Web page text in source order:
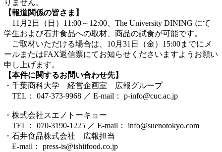
りません。
【報道関係の皆さま】
11月2日（日）11:00～12:00、The University DINING にて
学生および石井食品への取材、商品の試食が可能です。
ご取材いただける場合は、10月31日（金）15:00までにメ
ールまたはFAX返信票にてお知らせくださいますようお願い
申し上げます。
【本件に関するお問い合わせ先】
・千葉商科大学 経営企画室 広報グループ
TEL： 047-373-9968 ／ E-mail： p-info@cuc.ac.jp
・株式会社スエノトーキョー
TEL： 070-3190-1225 ／ E-mail： info@suenotokyo.com
・石井食品株式会社 広報担当
E-mail： press-is@ishiifood.co.jp